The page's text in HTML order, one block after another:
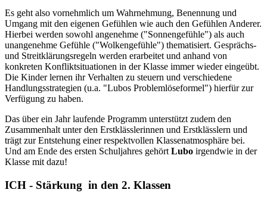
Es geht also vornehmlich um Wahrnehmung, Benennung und
Umgang mit den eigenen Gefühlen wie auch den Gefühlen Anderer.
Hierbei werden sowohl angenehme ("Sonnengefühle") als auch
unangenehme Gefühle ("Wolkengefühle") thematisiert. Gesprächs-
und Streitklärungsregeln werden erarbeitet und anhand von
konkreten Konfliktsituationen in der Klasse immer wieder eingeübt.
Die Kinder lernen ihr Verhalten zu steuern und verschiedene
Handlungsstrategien (u.a. "Lubos Problemlöseformel") hierfür zur
Verfügung zu haben.
Das über ein Jahr laufende Programm unterstützt zudem den
Zusammenhalt unter den Erstklässlerinnen und Erstklässlern und
trägt zur Entstehung einer respektvollen Klassenatmosphäre bei.
Und am Ende des ersten Schuljahres gehörtLubo irgendwie in der
Klasse mit dazu!
ICH - Stärkung in den 2. Klassen